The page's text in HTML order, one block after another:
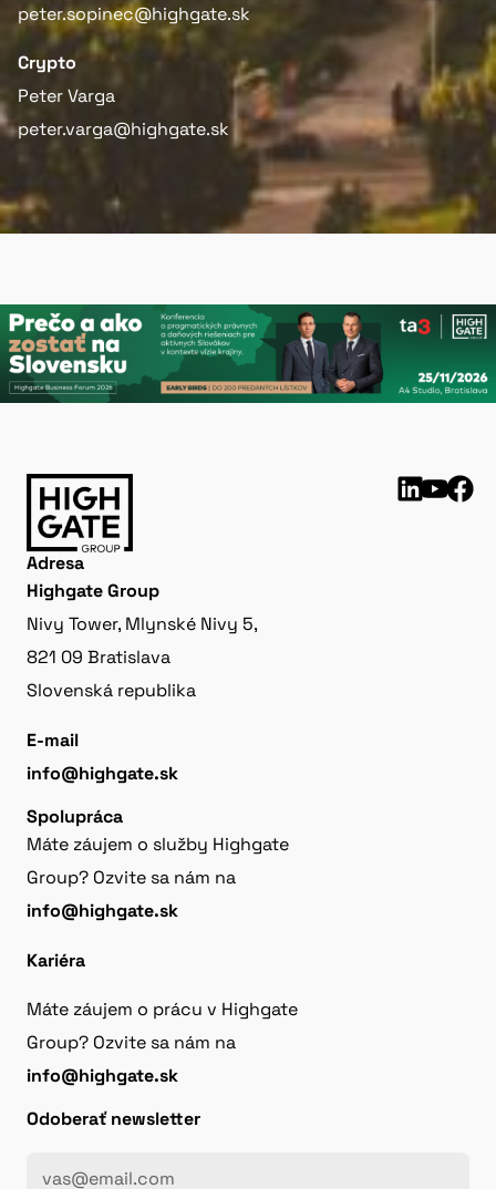
peter.sopinec@highgate.sk
Crypto
Peter Varga
peter.varga@highgate.sk
Adresa
Highgate Group
Nivy Tower, Mlynské Nivy 5,
821 09 Bratislava
Slovenská republika
E-mail
info@highgate.sk
Spolupráca
Máte záujem o služby Highgate
Group? Ozvite sa nám na
info@highgate.sk
Kariéra
Máte záujem o prácu v Highgate
Group? Ozvite sa nám na
info@highgate.sk
Odoberať newsletter